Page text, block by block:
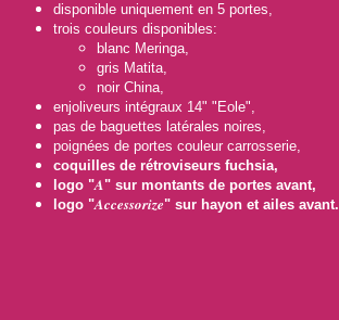
disponible uniquement en 5 portes,
trois couleurs disponibles:
blanc Meringa,
gris Matita,
noir China,
enjoliveurs intégraux 14" "Eole",
pas de baguettes latérales noires,
poignées de portes couleur carrosserie,
coquilles de rétroviseurs fuchsia,
logo "A" sur montants de portes avant,
logo "Accessorize" sur hayon et ailes avant.